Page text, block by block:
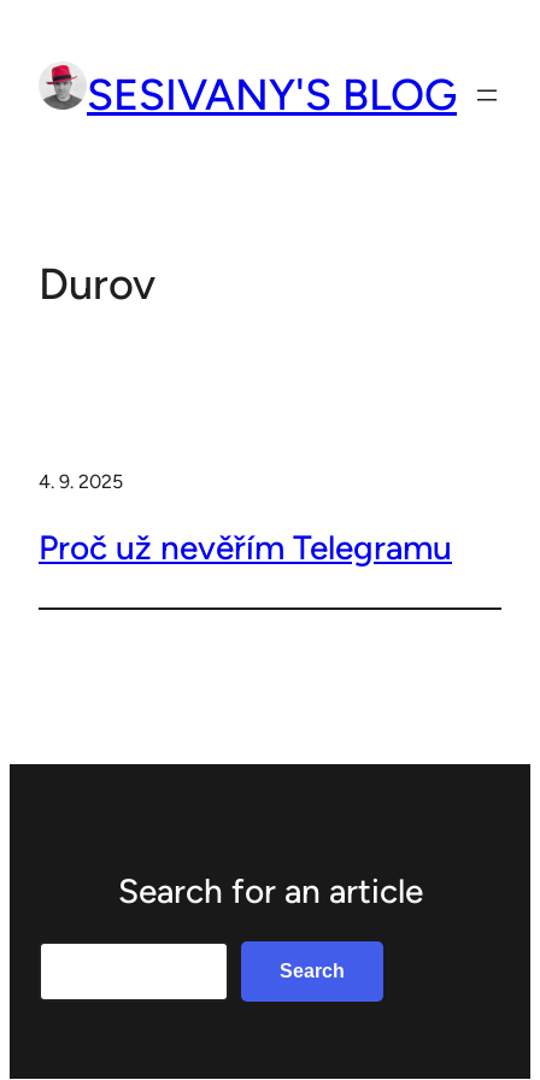
obsah
SESIVANY'S BLOG
Durov
4. 9. 2025
Proč už nevěřím Telegramu
Search for an article
Search